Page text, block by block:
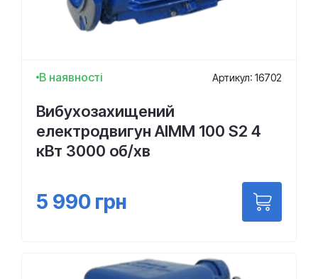
В наявності Артикул: 16702
Вибухозахищений
електродвигун АІMM 100 S2 4
кВт 3000 об/хв
5 990 грн